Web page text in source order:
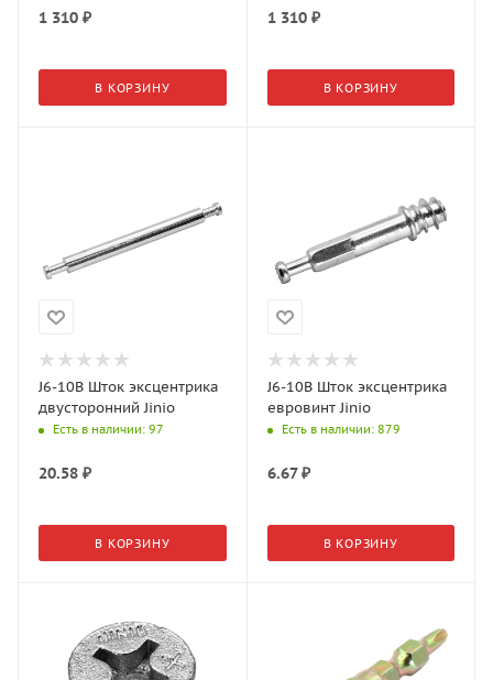
1 310 ₽
В КОРЗИНУ
1 310₽
В КОРЗИНУ
J6-10B Шток эксцентрика
двусторонний Jinio
Есть в наличии: 97
20.58 ₽
В КОРЗИНУ
J6-10B Шток эксцентрика
евровинт Jinio
Есть в наличии: 879
6.67₽
В КОРЗИНУ